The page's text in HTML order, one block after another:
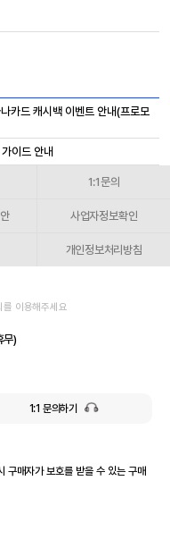
카드 캐시백 이벤트 안내(프로모
이드 안내
1:1문의
사업자정보확인
개인정보처리방침
를 이용해주세요
무)
1:1 문의하기
구매자가 보호를 받을 수 있는 구매